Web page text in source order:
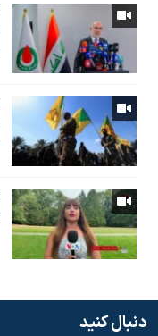
دنبال کنید